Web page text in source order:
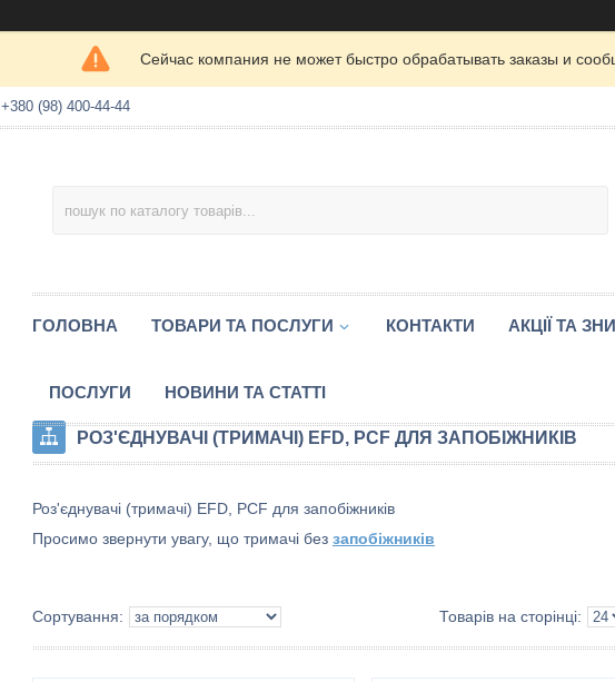
Сейчас компания не может быстро обрабатывать заказы и
+380 (98) 400-44-44
ГОЛОВНА ТОВАРИ ТА ПОСЛУГИ КОНТАКТИ АКЦІЇ ТА
ПОСЛУГИ НОВИНИ ТА СТАТТІ
РОЗ'ЄДНУВАЧІ (ТРИМАЧІ) EFD, PCF ДЛЯ ЗАПОБІЖНИКІВ
Роз'єднувачі (тримачі) EFD, PCF для запобіжників
Просимо звернути увагу, що тримачі без запобіжників